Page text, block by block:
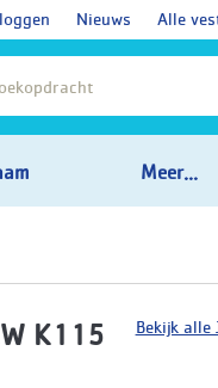
Nieuws Alle
Meer...
K115
Bekijk alle